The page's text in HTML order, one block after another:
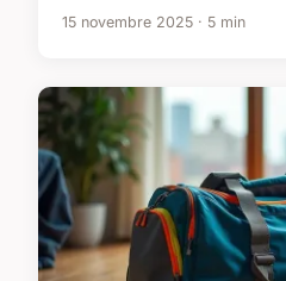
15 novembre 2025 · 5 min